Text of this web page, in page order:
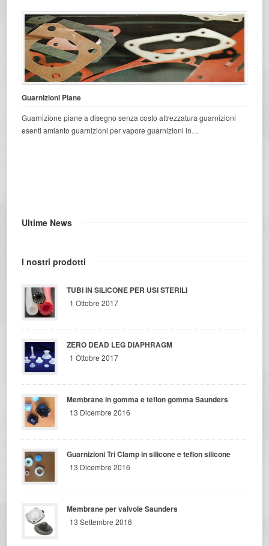
Guarnizioni Piane
Guarnizione piane a disegno senza costo attrezzatura guarnizioni
esenti amianto guarnizioni per vapore guarnizioni in…
Ultime News
I nostri prodotti
TUBI IN SILICONE PER USI STERILI
1 Ottobre 2017
ZERO DEAD LEG DIAPHRAGM
1 Ottobre 2017
Membrane in gomma e teflon gomma Saunders
13 Dicembre 2016
Guarnizioni Tri Clamp in silicone e teflon silicone
13 Dicembre 2016
Membrane per valvole Saunders
13 Settembre 2016